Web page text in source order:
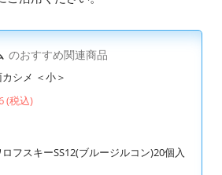
のおすすめ関連商品
シメ ＜小＞
(税込)
フスキーSS12(ブルージルコン)20個入